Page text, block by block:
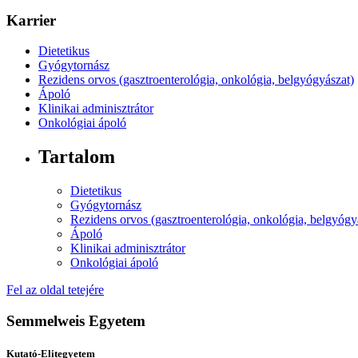
Karrier
Dietetikus
Gyógytornász
Rezidens orvos (gasztroenterológia, onkológia, belgyógyászat)
Ápoló
Klinikai adminisztrátor
Onkológiai ápoló
Tartalom
Dietetikus
Gyógytornász
Rezidens orvos (gasztroenterológia, onkológia,
Ápoló
Klinikai adminisztrátor
Onkológiai ápoló
Fel az oldal tetejére
Semmelweis Egyetem
Kutató-Elitegyetem